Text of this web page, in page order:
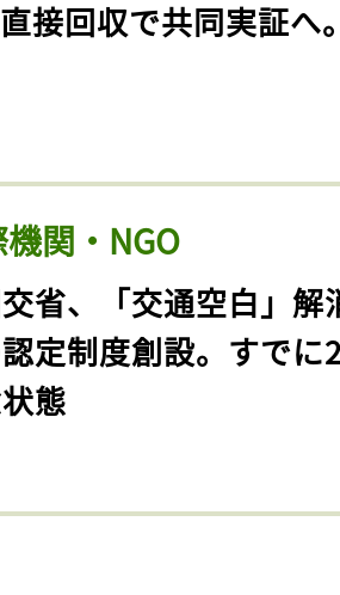
接回収で共同実証へ
関・NGO
交省、「交通空白」解
定制度創設。すでに
態